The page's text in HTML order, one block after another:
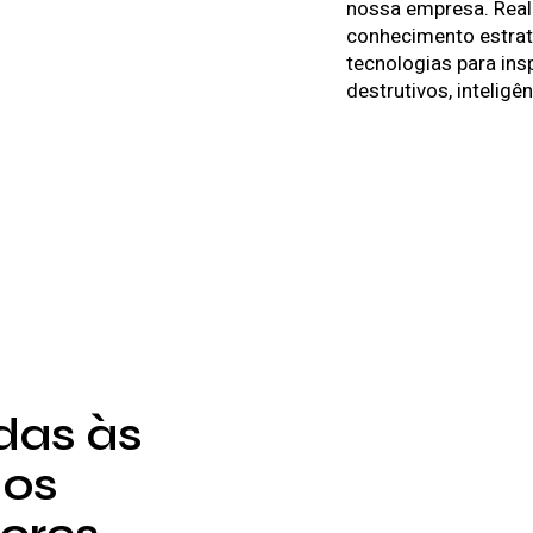
nossa empresa.
conhecimento
tecnologias para
destrutivos,
às